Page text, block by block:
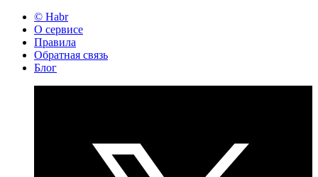
© Habr
О сервисе
Правила
Обратная связь
Блог